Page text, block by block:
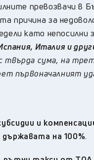
превозвачи в
причина за
като
Италия и
твърда сума, на
първоначалният
и
на 100%.